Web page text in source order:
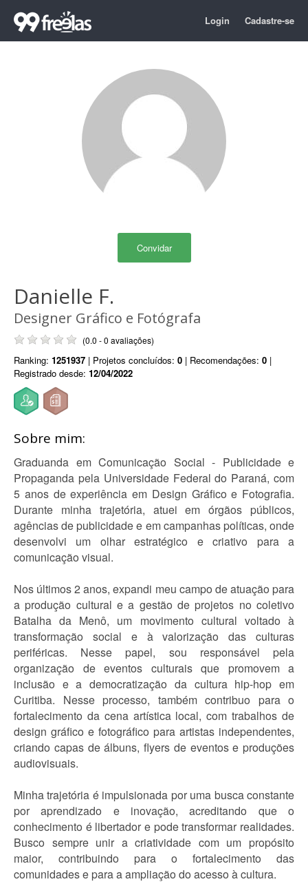
Login Cadastre-se
Convidar
Danielle F.
Designer Gráfico e Fotógrafa
(0.0 - 0 avaliações)
Ranking: 1251937 | Projetos concluídos: 0 | Recomendações: 0 |
Registrado desde: 12/04/2022
Sobre mim:
Graduanda em Comunicação Social - Publicidade e
Propaganda pela Universidade Federal do Paraná, com
5 anos de experiência em Design Gráfico e Fotografia.
Durante minha trajetória, atuei em órgãos públicos,
agências de publicidade e em campanhas políticas, onde
desenvolvi um olhar estratégico e criativo para a
comunicação visual.
Nos últimos 2 anos, expandi meu campo de atuação para
a produção cultural e a gestão de projetos no coletivo
Batalha da Menô, um movimento cultural voltado à
transformação social e à valorização das culturas
periféricas. Nesse papel, sou responsável pela
organização de eventos culturais que promovem a
inclusão e a democratização da cultura hip-hop em
Curitiba. Nesse processo, também contribuo para o
fortalecimento da cena artística local, com trabalhos de
design gráfico e fotográfico para artistas independentes,
criando capas de álbuns, flyers de eventos e produções
audiovisuais.
Minha trajetória é impulsionada por uma busca constante
por aprendizado e inovação, acreditando que o
conhecimento é libertador e pode transformar realidades.
Busco sempre unir a criatividade com um propósito
maior, contribuindo para o fortalecimento das
comunidades e para a ampliação do acesso à cultura.